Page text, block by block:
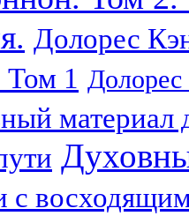
Долорес
Том 1
материал
с